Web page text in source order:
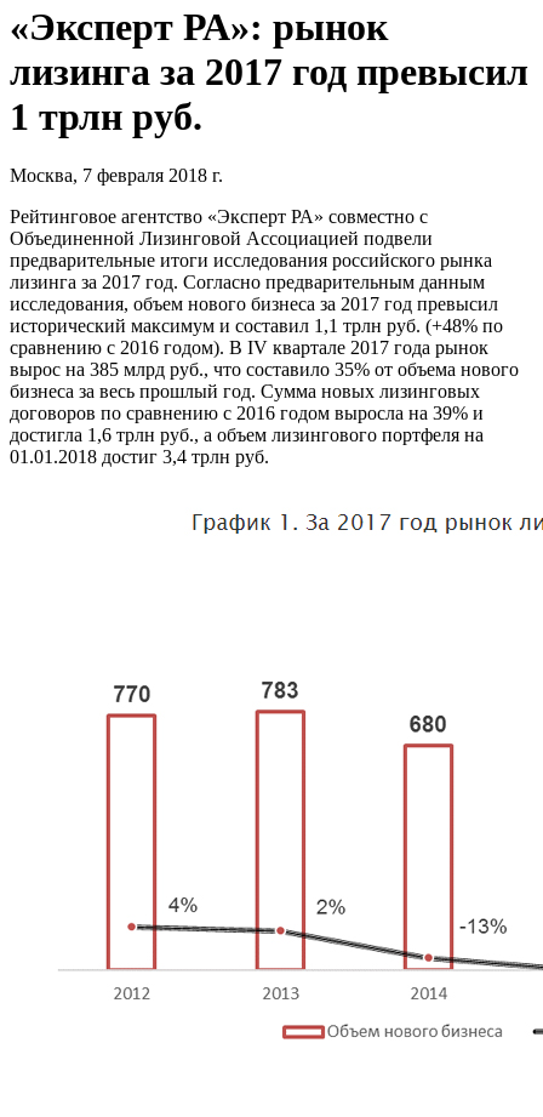
«Эксперт РА»: рынок
лизинга за 2017 год превысил
1 трлн руб.
Москва, 7 февраля 2018 г.
Рейтинговое агентство «Эксперт РА» совместно с
Объединенной Лизинговой Ассоциацией подвели
предварительные итоги исследования российского рынка
лизинга за 2017 год. Согласно предварительным данным
исследования, объем нового бизнеса за 2017 год превысил
исторический максимум и составил 1,1 трлн руб. (+48% по
сравнению с 2016 годом). В IV квартале 2017 года рынок
вырос на 385 млрд руб., что составило 35% от объема нового
бизнеса за весь прошлый год. Сумма новых лизинговых
договоров по сравнению с 2016 годом выросла на 39% и
достигла 1,6 трлн руб., а объем лизингового портфеля на
01.01.2018 достиг 3,4 трлн руб.